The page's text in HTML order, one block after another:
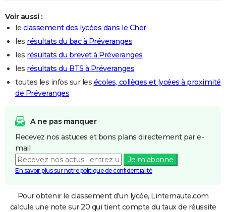
Voir aussi :
le classement des lycées dans le Cher
les résultats du bac à Préveranges
les résultats du brevet à Préveranges
les résultats du BTS à Préveranges
toutes les infos sur les écoles, collèges et lycées à proximité
de Préveranges
A ne pas manquer
Recevez nos astuces et bons plans directement par e-
mail.
Je m'abonne
En savoir plus sur notre politique de confidentialité
Pour obtenir le classement d'un lycée, Linternaute.com
calcule une note sur 20 qui tient compte du taux de réussite